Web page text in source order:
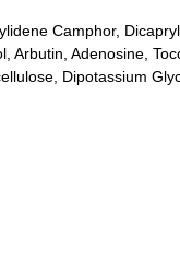
Camphor,
Adenosine,
Dipotassium